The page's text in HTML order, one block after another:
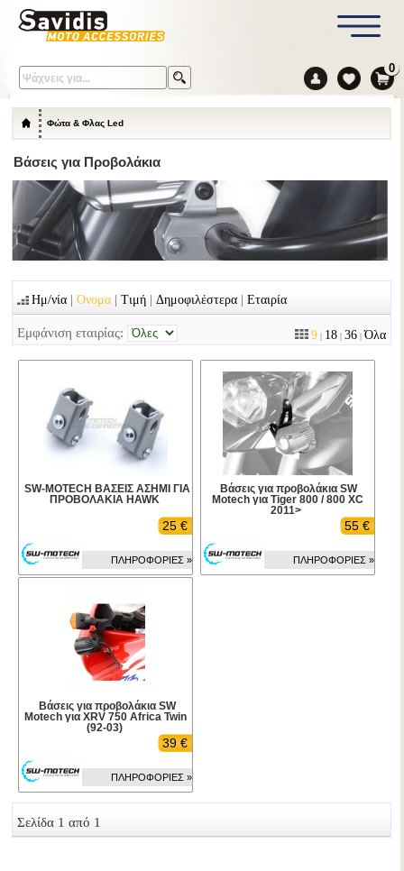
0
Φώτα & Φλας Led
Βάσεις για Προβολάκια
Ημ/νία |Όνομα |Τιμή |Δημοφιλέστερα |Εταιρία
Εμφάνιση εταιρίας: 9| 18| 36| Όλα
SW-MOTECH ΒΑΣΕΙΣ ΑΣΗΜΙ ΓΙΑ
ΠΡΟΒΟΛΑΚΙΑ HAWK
25 €
ΠΛΗΡΟΦΟΡΙΕΣ »
Βάσεις για προβολάκια SW
Motech για Tiger 800 / 800 XC
2011>
55 €
ΠΛΗΡΟΦΟΡΙΕΣ »
Βάσεις για προβολάκια SW
Motech για XRV 750 Africa Twin
(92-03)
39 €
ΠΛΗΡΟΦΟΡΙΕΣ »
Σελίδα 1 από 1